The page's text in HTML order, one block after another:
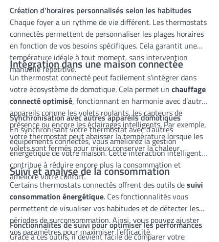
Création d’horaires personnalisés selon les habitudes
Chaque foyer a un rythme de vie différent. Les thermostats
connectés permettent de personnaliser les plages horaires
en fonction de vos besoins spécifiques. Cela garantit une
température idéale à tout moment, sans intervention
manuelle répétitive.
Intégration dans une maison connectée
Un thermostat connecté peut facilement s’intégrer dans
votre écosystème de domotique. Cela permet un chauffage
connecté optimisé, fonctionnant en harmonie avec d’autres
appareils comme les volets roulants, les capteurs de
présence ou encore les éclairages intelligents. Par exemple,
votre thermostat peut abaisser la température lorsque les
volets sont fermés pour mieux conserver la chaleur.
Synchronisation avec autres appareils domotiques
En synchronisant votre thermostat avec d’autres
équipements connectés, vous améliorez la gestion
énergétique de votre maison. Cette interaction intelligente
contribue à réduire encore plus la consommation et
améliore votre confort.
Suivi et analyse de la consommation
Certains thermostats connectés offrent des outils desuivi
consommation énergétique. Ces fonctionnalités vous
permettent de visualiser vos habitudes et de détecter les
périodes de surconsommation. Ainsi, vous pouvez ajuster
vos paramètres pour maximiser l’efficacité.
Fonctionnalités de suivi pour optimiser les performances
Grâce à ces outils, il devient facile de comparer votre